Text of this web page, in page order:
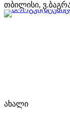
თბილისი,
ახალი